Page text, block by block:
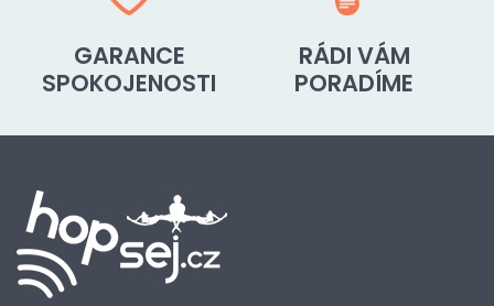
GARANCE
SPOKOJENOSTI
RÁDI VÁM
PORADÍME